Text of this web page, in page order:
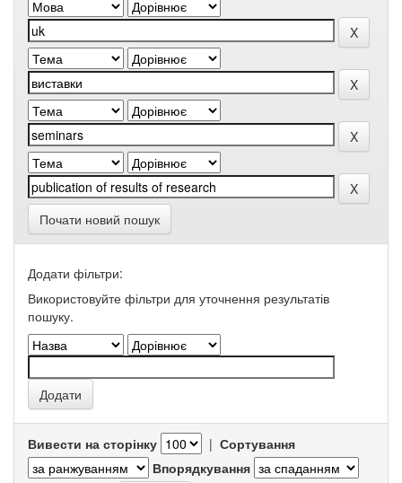
Почати новий пошук
Додати фільтри:
Використовуйте фільтри для уточнення результатів
пошуку.
Вивести на сторінку | Сортування
Впорядкування